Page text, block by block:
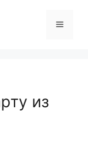
из